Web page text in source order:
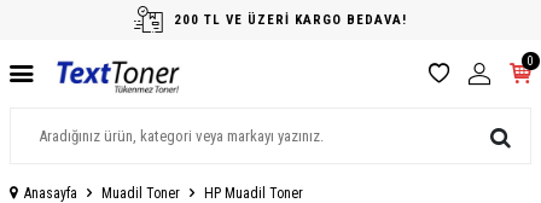
200 TL VE ÜZERİ KARGO BEDAVA!
0
Anasayfa Muadil Toner
HP Muadil Toner